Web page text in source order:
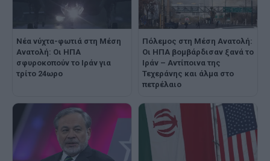
Νέα νύχτα-φωτιά στη Μέση
Ανατολή: Οι ΗΠΑ
σφυροκοπούν το Ιράν για
τρίτο 24ωρο
Πόλεμος στη Μέση Ανατολή:
Οι ΗΠΑ βομβάρδισαν ξανά το
Ιράν – Αντίποινα της
Τεχεράνης και άλμα στο
πετρέλαιο